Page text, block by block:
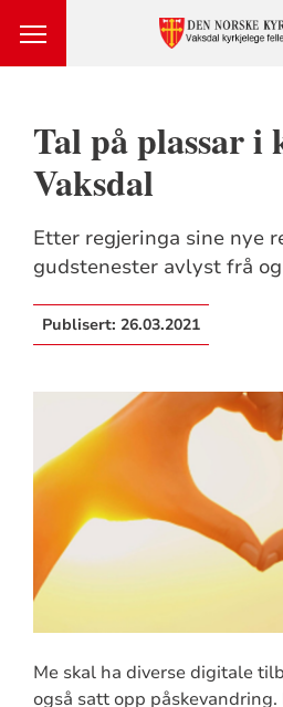
Tal på plassar
Vaksdal
Etter regjeringa sine nye
gudstenester avlyst frå
Publisert: 26.03.2021
Me skal ha diverse digitale
også satt opp påskevandring.